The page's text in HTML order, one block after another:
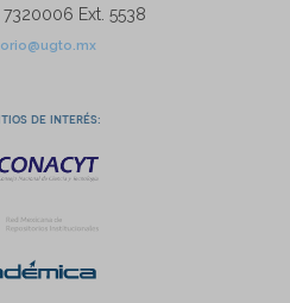
7320006 Ext. 5538
de interés: